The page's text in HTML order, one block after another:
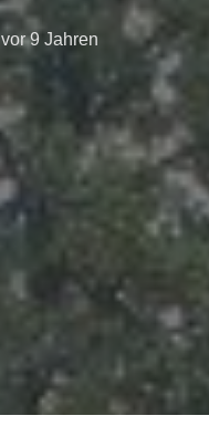
vor 9 Jahren